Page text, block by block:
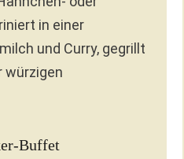
in einer
und Curry, gegrillt
würzigen
Buffet